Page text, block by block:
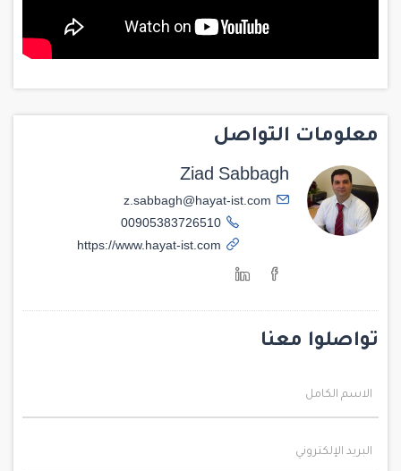
معلومات التواصل
Ziad Sabbagh
z.sabbagh@hayat-ist.com
تواصلوا معنا